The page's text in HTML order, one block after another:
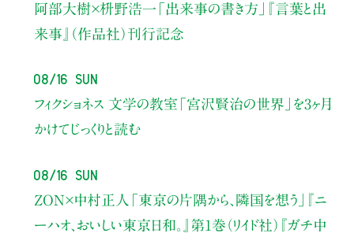
阿部大樹×枡野浩一 「出来事の書き方」
『言葉と出
来事』（作品社）刊行記念
08/16 Sun
フィクショネス 文学の教室 「宮沢賢治の世界」を3ヶ月
かけてじっくりと読む
08/16 Sun
ZON×中村正人 「東京の片隅から、隣国を想う」
『ニ
ーハオ、おいしい東京日和。』第1巻（リイド社） 『ガチ中